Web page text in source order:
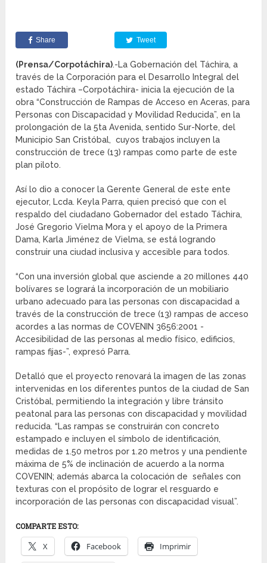
Share Tweet
(Prensa/Corpotáchira).-La Gobernación del Táchira, a
través de la Corporación para el Desarrollo Integral del
estado Táchira –Corpotáchira- inicia la ejecución de la
obra “Construcción de Rampas de Acceso en Aceras, para
Personas con Discapacidad y Movilidad Reducida”, en la
prolongación de la 5ta Avenida, sentido Sur-Norte, del
Municipio San Cristóbal, cuyos trabajos incluyen la
construcción de trece (13) rampas como parte de este
plan piloto.
Así lo dio a conocer la Gerente General de este ente
ejecutor, Lcda. Keyla Parra, quien precisó que con el
respaldo del ciudadano Gobernador del estado Táchira,
José Gregorio Vielma Mora y el apoyo de la Primera
Dama, Karla Jiménez de Vielma, se está logrando
construir una ciudad inclusiva y accesible para todos.
“Con una inversión global que asciende a 20 millones 440
bolívares se logrará la incorporación de un mobiliario
urbano adecuado para las personas con discapacidad a
través de la construcción de trece (13) rampas de acceso
acordes a las normas de COVENIN 3656:2001 -
Accesibilidad de las personas al medio físico, edificios,
rampas fijas-”, expresó Parra.
Detalló que el proyecto renovará la imagen de las zonas
intervenidas en los diferentes puntos de la ciudad de San
Cristóbal, permitiendo la integración y libre tránsito
peatonal para las personas con discapacidad y movilidad
reducida. “Las rampas se construirán con concreto
estampado e incluyen el símbolo de identificación,
medidas de 1.50 metros por 1.20 metros y una pendiente
máxima de 5% de inclinación de acuerdo a la norma
COVENIN; además abarca la colocación de señales con
texturas con el propósito de lograr el resguardo e
incorporación de las personas con discapacidad visual”.
COMPARTE ESTO:
X Facebook Imprimir